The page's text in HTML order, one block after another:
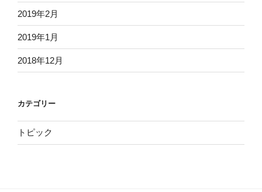
2019年2月
2019年1月
2018年12月
カテゴリー
トピック